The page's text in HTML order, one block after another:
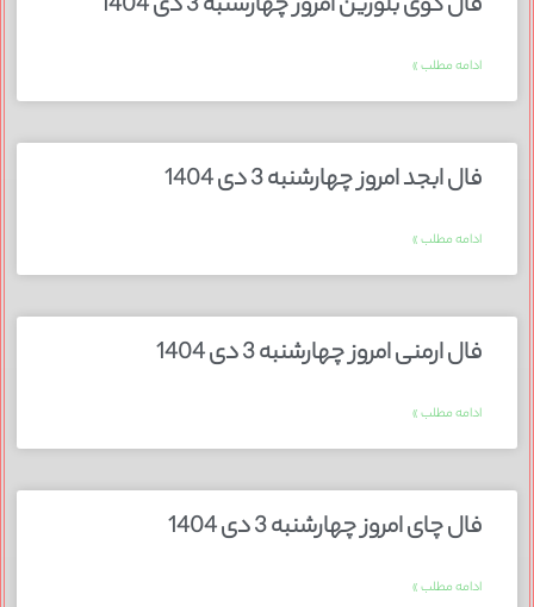
ادامه مطلب »
فال ابجد امروز چهارشنبه 3 دی 1404
ادامه مطلب »
فال ارمنی امروز چهارشنبه 3 دی 1404
ادامه مطلب »
فال چای امروز چهارشنبه 3 دی 1404
ادامه مطلب »